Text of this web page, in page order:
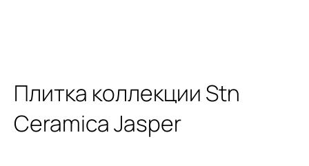
Плитка коллекции Stn
Ceramica Jasper